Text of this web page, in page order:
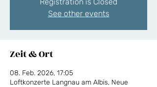
See other events
Zeit & Ort
08. Feb. 2026, 17:05
Loftkonzerte Langnau am Albis, Neue